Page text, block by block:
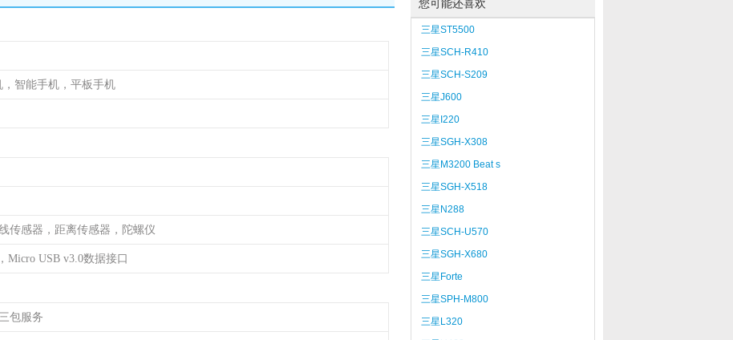
，智能手机，平板手机
传感器，距离传感器，陀螺仪
Micro USB v3.0数据接口
包服务
您可能还喜欢
三星ST5500
三星SCH-R410
三星SCH-S209
三星J600
三星I220
三星SGH-X308
三星M3200 Beat s
三星SGH-X518
三星N288
三星SCH-U570
三星SGH-X680
三星Forte
三星SPH-M800
三星L320